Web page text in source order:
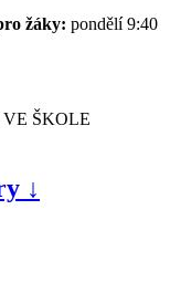
žáky: pondělí 9:40
ŠKOLE
↓